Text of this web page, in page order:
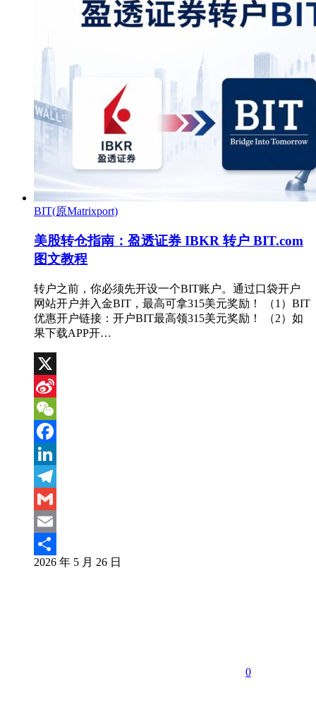
BIT(原Matrixport)
美股转仓指南：盈透证券 IBKR 转户 BIT.com
图文教程
转户之前，你必须先开设一个BIT账户。通过口袋开户
网站开户并入金BIT，最高可拿315美元奖励！ （1）BIT
优惠开户链接：开户BIT最高领315美元奖励！ （2）如
果下载APP开…
X
Sina
Weibo
WeChat
Facebook
LinkedIn
Telegram
Gmail
Email
分
2026 年 5 月 26 日
0